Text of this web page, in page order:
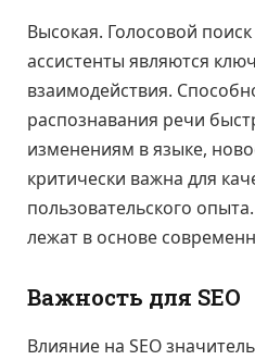
Высокая. Голосовой
ассистенты являются
взаимодействия.
распознавания речи
изменениям в языке,
критически важна для
пользовательского
лежат в основе
Важность для SEO
Влияние на SEO